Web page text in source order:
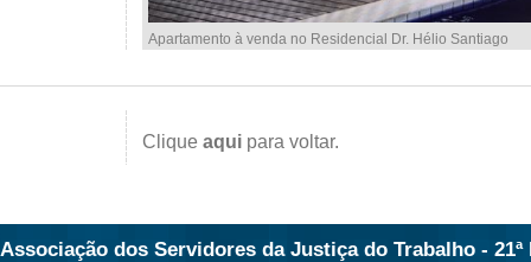
Apartamento à venda no Residencial Dr. Hélio Santiago
Clique aqui para voltar.
Associação dos Servidores da Justiça do Trabalho - 21ª